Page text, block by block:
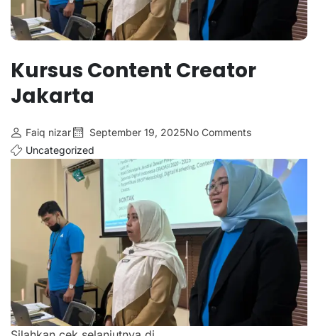
Kursus Content Creator
Jakarta
Faiq nizar September 19, 2025No Comments
Uncategorized